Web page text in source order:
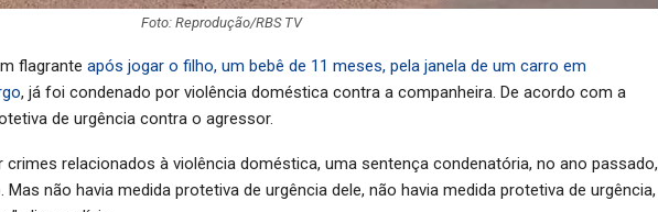
Foto: Reprodução/RBS TV
flagrante após jogar o filho, um bebê de 11 meses, pela janela de um carro em
, já foi condenado por violência doméstica contra a companheira. De acordo com a
de urgência contra o agressor.
crimes relacionados à violência doméstica, uma sentença condenatória, no ano passado,
não havia medida protetiva de urgência dele, não havia medida protetiva de urgência,